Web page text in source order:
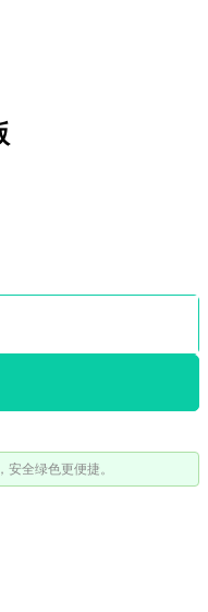
全绿色更便捷。